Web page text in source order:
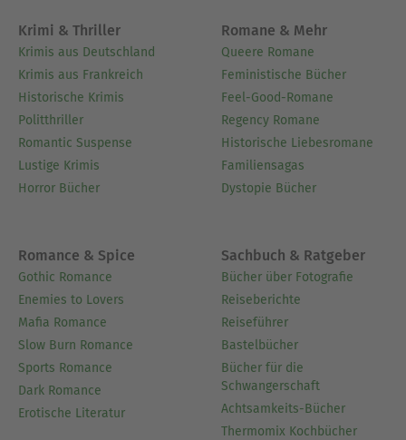
Krimi & Thriller
Krimis aus Deutschland
Krimis aus Frankreich
Historische Krimis
Politthriller
Romantic Suspense
Lustige Krimis
Horror Bücher
Romane & Mehr
Queere Romane
Feministische Bücher
Feel-Good-Romane
Regency Romane
Historische Liebesromane
Familiensagas
Dystopie Bücher
Romance & Spice
Gothic Romance
Enemies to Lovers
Mafia Romance
Slow Burn Romance
Sports Romance
Dark Romance
Erotische Literatur
Sachbuch & Ratgeber
Bücher über Fotografie
Reiseberichte
Reiseführer
Bastelbücher
Bücher für die
Schwangerschaft
Achtsamkeits-Bücher
Thermomix Kochbücher